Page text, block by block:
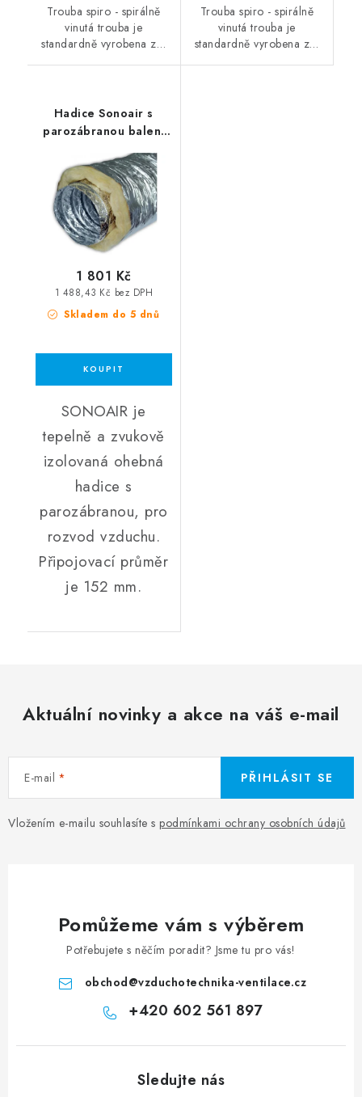
Trouba spiro - spirálně
vinutá trouba je
standardně vyrobena z…
Trouba spiro - spirálně
vinutá trouba je
standardně vyrobena z…
Hadice Sonoair s
parozábranou balení
Skladem do 5 dnů
1 488,43 Kč bez DPH
1 801 Kč
SONOAIR je
tepelně a zvukově
izolovaná ohebná
hadice s
parozábranou, pro
rozvod vzduchu.
Připojovací průměr
je 152 mm.
Aktuální novinky a akce na váš e-mail
E-mail
Vložením e-mailu souhlasíte s podmínkami ochrany osobních údajů
PŘIHLÁSIT SE
Pomůžeme vám s výběrem
Potřebujete s něčím poradit? Jsme tu pro vás!
obchod@vzduchotechnika-ventilace.cz
+420 602 561 897